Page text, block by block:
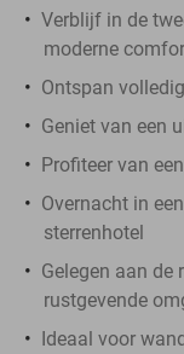
Verblijf in de
moderne
Ontspan
Geniet van een
Profiteer van
Overnacht in
sterrenhotel
Gelegen aan de
rustgevende
Ideaal voor